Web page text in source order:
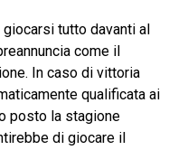
tutto davanti al
come il
In caso di vittoria
qualificata ai
posto la stagione
di giocare il